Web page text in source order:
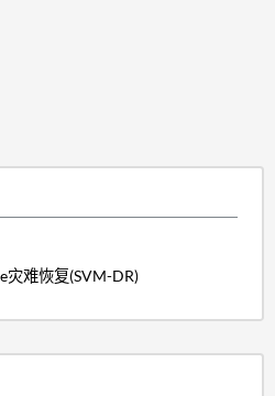
灾难恢复(SVM-DR)